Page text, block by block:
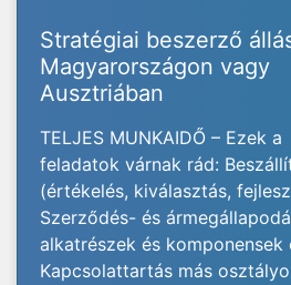
Stratégiai beszerző
Magyarországon vagy
Ausztriában
TELJES MUNKAIDŐ – Ezek a
feladatok várnak rád:
(értékelés, kiválasztás,
Szerződés- és
alkatrészek és komponensek
Kapcsolattartás más